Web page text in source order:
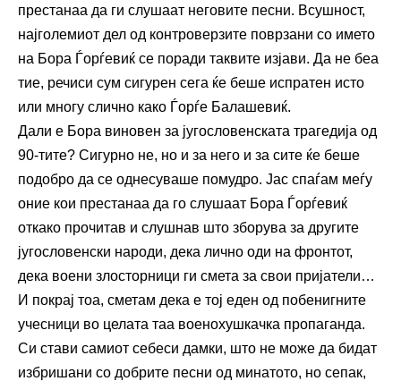
престанаа да ги слушаат неговите песни. Всушност,
најголемиот дел од контроверзите поврзани со името
на Бора Ѓорѓевиќ се поради таквите изјави. Да не беа
тие, речиси сум сигурен сега ќе беше испратен исто
или многу слично како Ѓорѓе Балашевиќ.
Дали е Бора виновен за југословенската трагедија од
90-тите? Сигурно не, но и за него и за сите ќе беше
подобро да се однесуваше помудро. Јас спаѓам меѓу
оние кои престанаа да го слушаат Бора Ѓорѓевиќ
откако прочитав и слушнав што зборува за другите
југословенски народи, дека лично оди на фронтот,
дека воени злосторници ги смета за свои пријатели…
И покрај тоа, сметам дека е тој еден од побенигните
учесници во целата таа военохушкачка пропаганда.
Си стави самиот себеси дамки, што не може да бидат
избришани со добрите песни од минатото, но сепак,